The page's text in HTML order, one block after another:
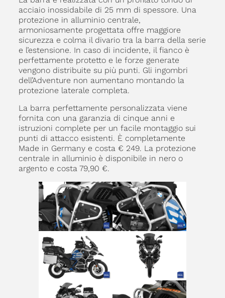
acciaio inossidabile di 25 mm di spessore. Una
protezione in alluminio centrale,
armoniosamente progettata offre maggiore
sicurezza e colma il divario tra la barra della serie
e l’estensione. In caso di incidente, il fianco è
perfettamente protetto e le forze generate
vengono distribuite su più punti. Gli ingombri
dell’Adventure non aumentano montando la
protezione laterale completa.
La barra perfettamente personalizzata viene
fornita con una garanzia di cinque anni e
istruzioni complete per un facile montaggio sui
punti di attacco esistenti. È completamente
Made in Germany e costa € 249. La protezione
centrale in alluminio è disponibile in nero o
argento e costa 79,90 €.